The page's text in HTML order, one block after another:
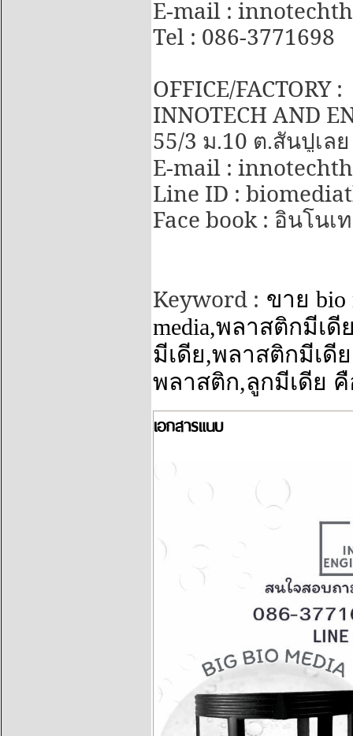
E-mail :
Tel : 086-3771698
OFFICE/FACTORY :
INNOTECH AND
55/3 ม.10 ต.สันปูเล
E-mail :
Line ID :
Face book : อินโนเ
Keyword : ขาย bio
media,พลาสติกมีเดี
มีเดีย,พลาสติกมีเดี
พลาสติก,ลูกมีเดีย
เอกสารแนบ